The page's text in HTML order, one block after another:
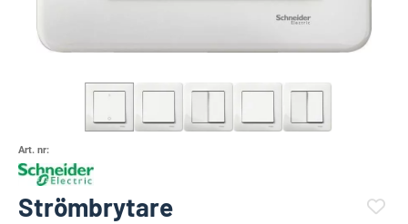
Art. nr:
Strömbrytare